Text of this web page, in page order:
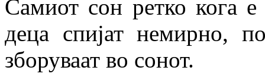
Самиот сон ретко кога
деца спијат немирно,
зборуваат во сонот.